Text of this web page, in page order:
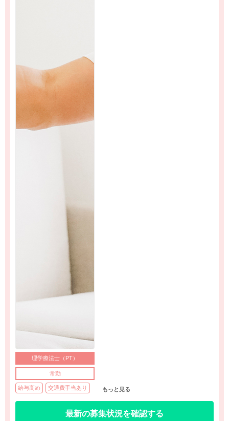
理学療法士（PT）
常勤
給与高め 交通費手当あり もっと見る
最新の募集状況を確認する